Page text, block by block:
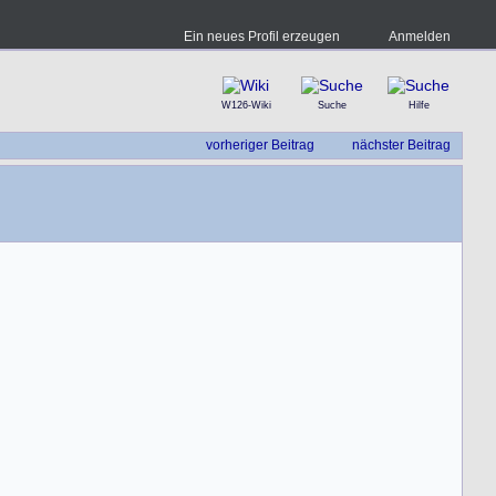
Ein neues Profil erzeugen Anmelden
W126-Wiki Suche Hilfe
vorheriger Beitrag nächster Beitrag